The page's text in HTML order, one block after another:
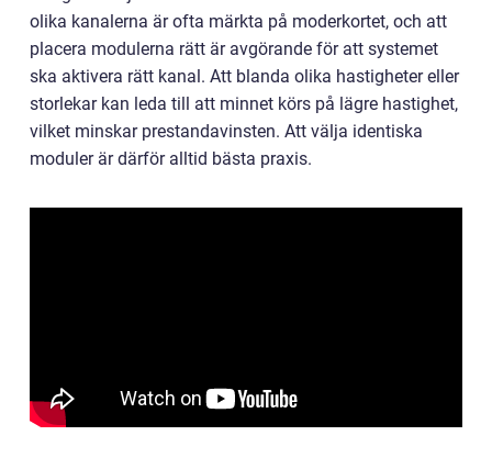
olika kanalerna är ofta märkta på moderkortet, och att
placera modulerna rätt är avgörande för att systemet
ska aktivera rätt kanal. Att blanda olika hastigheter eller
storlekar kan leda till att minnet körs på lägre hastighet,
vilket minskar prestandavinsten. Att välja identiska
moduler är därför alltid bästa praxis.